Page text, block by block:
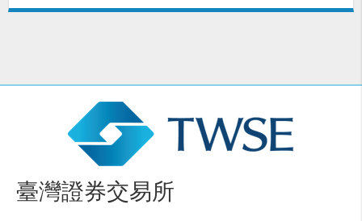
臺灣證券交易所